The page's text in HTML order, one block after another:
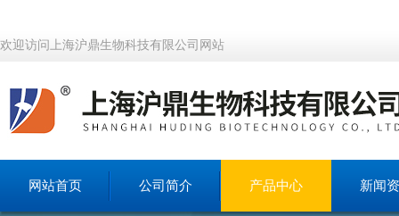
欢迎访问上海沪鼎生物科技有限公司网站
网站首页 公司简介 产品中心 新闻